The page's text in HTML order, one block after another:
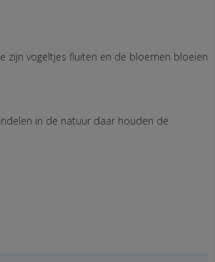
zijn vogeltjes fluiten en de bloemen bloeien
in de natuur daar houden de